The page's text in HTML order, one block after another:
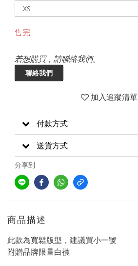
售完
若想購買，請聯絡我們。
聯絡我們
加入追蹤清單
付款方式
送貨方式
分享到
商品描述
此款為寬鬆版型，建議買小一號
附贈品牌限量白襪